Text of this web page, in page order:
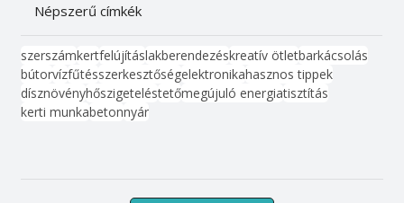
Népszerű címkék
szerszámkertfelújításlakberendezéskreatív ötletbarkácsolás
bútorvízfűtésszerkesztőségelektronikahasznos tippek
dísznövényhőszigeteléstetőmegújuló energiatisztítás
kerti munkabetonnyár